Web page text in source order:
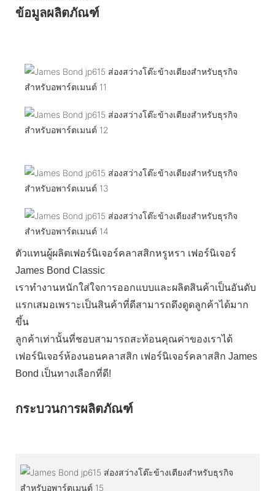
ข้อมูลผลิตภัณฑ์
ตัวแทนผู้ผลิตเฟอร์นิเจอร์คลาสสิกหรูหรา เฟอร์นิเจอร์
James Bond Classic
เราทำงานหนักใส่ใจการออกแบบและผลิตสินค้าเป็นอันดับ
แรกเสมอเพราะเป็นสินค้าที่ดีสามารถดึงดูดลูกค้าได้มาก
ขึ้น
ลูกค้าเท่านั้นที่ชอบสามารถสะท้อนคุณค่าของเราได้
เฟอร์นิเจอร์ห้องนอนคลาสสิก เฟอร์นิเจอร์คลาสสิก James
Bond เป็นทางเลือกที่ดี!
กระบวนการผลิตภัณฑ์